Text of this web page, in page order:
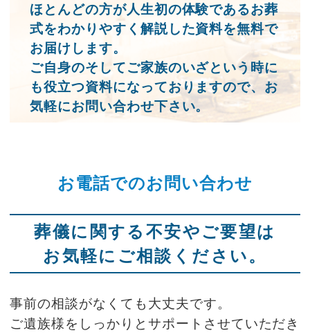
ほとんどの方が人生初の体験であるお葬
式をわかりやすく解説した資料を無料で
お届けします。
ご自身のそしてご家族のいざという時に
も役立つ資料になっておりますので、お
気軽にお問い合わせ下さい。
お電話でのお問い合わせ
葬儀に関する不安やご要望は
お気軽にご相談ください。
事前の相談がなくても大丈夫です。
ご遺族様をしっかりとサポートさせていただき